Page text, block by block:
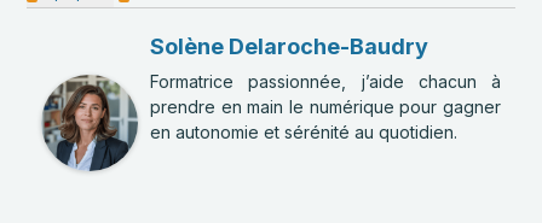
Solène Delaroche-Baudry
Formatrice passionnée, j’aide chacun à
prendre en main le numérique pour gagner
en autonomie et sérénité au quotidien.